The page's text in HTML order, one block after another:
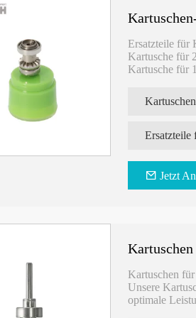
CK 11 LED
Dentalhandstück mit deutschen
Rüsten Sie
zugute
Ersatzteile für
Kartusche für
Kartusche für
Kartusche für
Ersatzteile
Jetzt
Kartuschen
Unsere
optimale